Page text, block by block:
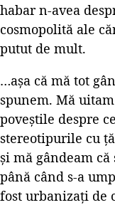
habar n-avea
cosmopolită ale
putut de mult.
…așa că mă tot
spunem. Mă
poveștile despre
stereotipurile cu
și mă gândeam
până când s-a
fost urbanizați de